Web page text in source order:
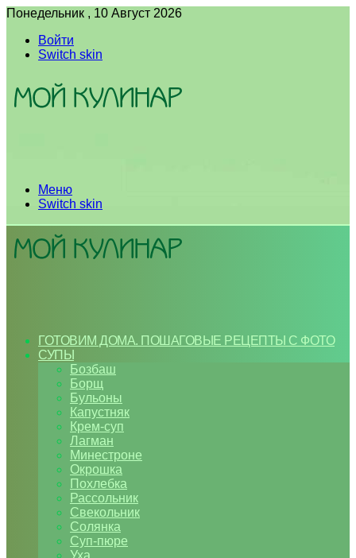
Понедельник , 10 Август 2026
Войти
Switch skin
Меню
Switch skin
ГОТОВИМ ДОМА. ПОШАГОВЫЕ РЕЦЕПТЫ С ФОТО
СУПЫ
Бозбаш
Борщ
Бульоны
Капустняк
Крем-суп
Лагман
Минестроне
Окрошка
Похлебка
Рассольник
Свекольник
Солянка
Суп-пюре
Уха